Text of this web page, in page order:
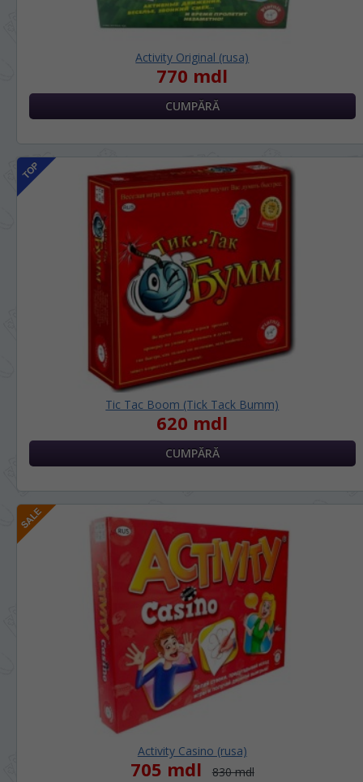
Activity Original (rusa)
770 mdl
Tic Tac Boom (Tick Tack Bumm)
620 mdl
Activity Casino (rusa)
705 mdl 830 mdl